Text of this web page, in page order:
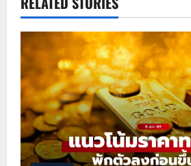
a
v
i
g
a
t